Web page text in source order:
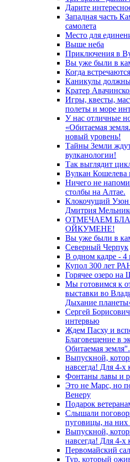
Дарите
Западная часть
самолета
Место для
Выше неба
Приключения в
Вы уже были в
Когда
Каникулы
Кратер
Игры, квесты,
полеты и море
У нас отличные
«Обитаемая
новый уровень!
Тайны Земли
вулканологии!
Так выглядит
Вулкан Кошелева
Ничего не
столбы на Алтае.
Клокочущий Узон
Дмитрия
ОТМЕЧАЕМ
ОЙКУМЕНЕ!
Вы уже были в
Северный Черпук
В одном кадре - 4
Купол 300 лет
Горячее озеро на
Мы готовимся к
выставки во
Дыхание
Сергей
интервью
Ждем Пасху и
Благовещение в
Обитаемая земля".
Выпускной,
навсегда! Для 4-х
Фонтаны лавы и
Это не Марс, но
Венеру
Подарок
Слышали
пуговицы, на них
Выпускной,
навсегда! Для 4-х
Первомайский
Тур, который